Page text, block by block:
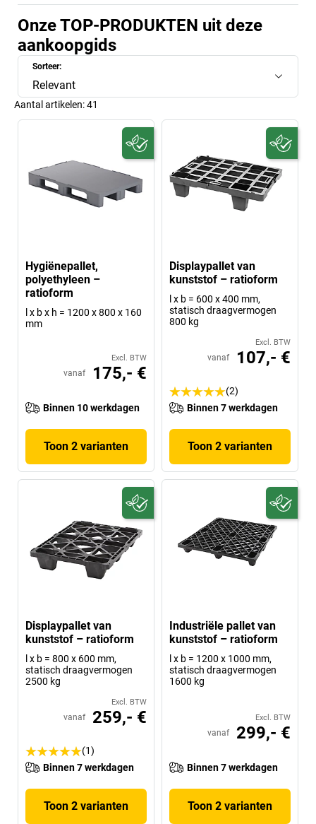
Onze TOP-PRODUKTEN uit deze
aankoopgids
Sorteer:
Relevant
Aantal artikelen:41
Hygiënepallet,
polyethyleen –
ratioform
l x b x h = 1200 x 800 x 160
mm
Excl. BTW
vanaf 175,- €
Binnen 10 werkdagen
Toon 2 varianten
Displaypallet van
kunststof – ratioform
l x b = 600 x 400 mm,
statisch draagvermogen
800 kg
Excl. BTW
vanaf 107,- €
(2)
Binnen 7 werkdagen
Toon 2 varianten
Displaypallet van
kunststof – ratioform
l x b = 800 x 600 mm,
statisch draagvermogen
2500 kg
Excl. BTW
vanaf 259,- €
(1)
Binnen 7 werkdagen
Toon 2 varianten
Industriële pallet van
kunststof – ratioform
l x b = 1200 x 1000 mm,
statisch draagvermogen
1600 kg
Excl. BTW
vanaf 299,- €
Binnen 7 werkdagen
Toon 2 varianten